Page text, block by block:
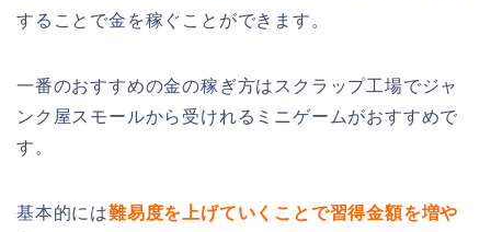
することで金を稼ぐことができます。
一番のおすすめの金の稼ぎ方はスクラップ工場でジャ
ンク屋スモールから受けれるミニゲームがおすすめで
す。
基本的には難易度を上げていくことで習得金額を増や